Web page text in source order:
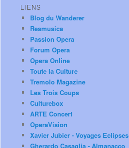
LIENS
Blog du Wanderer
Resmusica
Passion Opera
Forum Opera
Opera Online
Toute la Culture
Tremolo Magazine
Les Trois Coups
Culturebox
ARTE Concert
OperaVision
Xavier Jubier - Voyages Eclipses
Gherardo Casaglia - Almanacco